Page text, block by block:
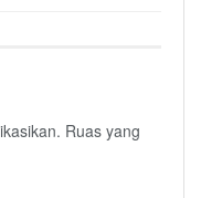
Ruas yang